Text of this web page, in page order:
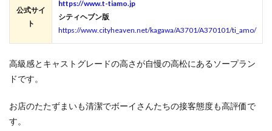
公式サイ
ト
https://www.t-tiamo.jp
シティヘブン版
https://www.cityheaven.net/kagawa/A3701/A370101/ti_amo/
高級感とキャストグレードの高さが自慢の高松にあるソープラン
ドです。
お店のたたずまいも清潔でボーイさんたちの接客態度も高評価で
す。